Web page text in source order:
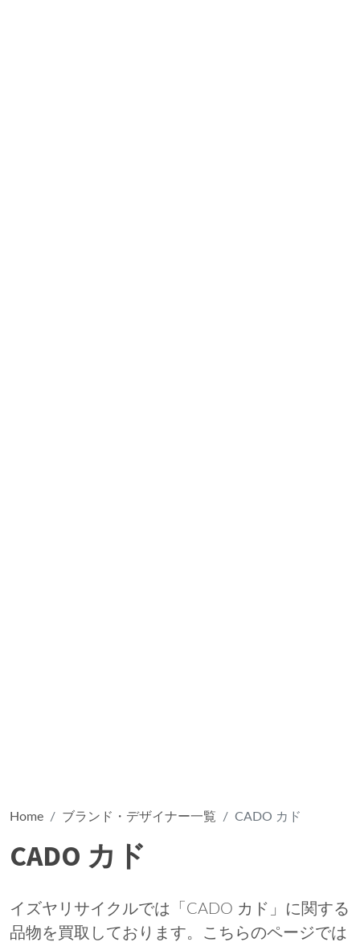
Home ブランド・デザイナー一覧 CADO カド
CADO カド
イズヤリサイクルでは「CADO カド」に関する
品物を買取しております。こちらのページでは